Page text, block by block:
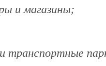
и магазины;
транспортные